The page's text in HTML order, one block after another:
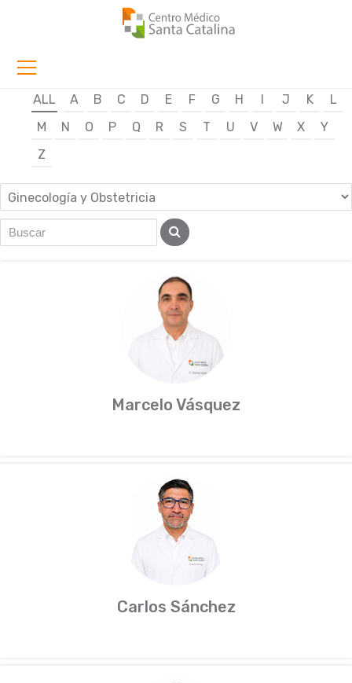
ALL A B C D E F G H I J K
L
M
N O P Q R S T U V W X
Y
Z
Marcelo Vásquez
Carlos Sánchez